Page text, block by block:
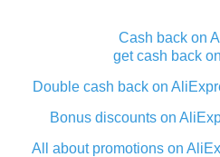
Cash back on
get cash back
Double cash back on
Bonus discounts on
All about promotions on